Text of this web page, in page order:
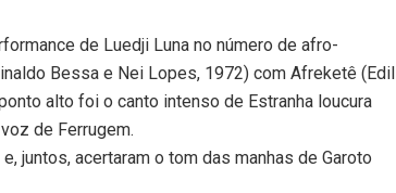
de Luedji Luna no número de afro-
Bessa e Nei Lopes, 1972) com Afreketê (Edil
alto foi o canto intenso de Estranha loucura
de Ferrugem.
juntos, acertaram o tom das manhas de Garoto